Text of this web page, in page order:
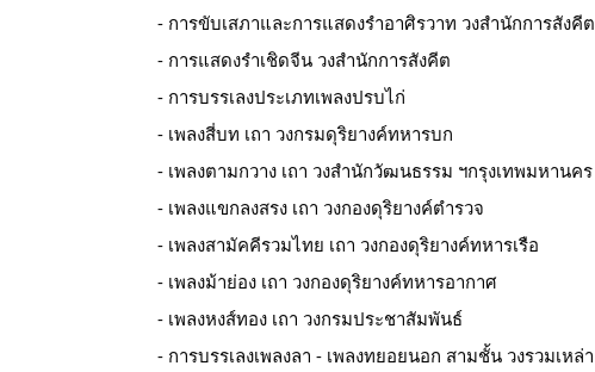
- การขับเสภาและการแสดงรำอาศิรวาท วงสำนักการสังคีต
- การแสดงรำเชิดจีน วงสำนักการสังคีต
- การบรรเลงประเภทเพลงปรบไก่
- เพลงสี่บท เถา วงกรมดุริยางค์ทหารบก
- เพลงตามกวาง เถา วงสำนักวัฒนธรรม ฯกรุงเทพมหานคร
- เพลงแขกลงสรง เถา วงกองดุริยางค์ตำรวจ
- เพลงสามัคคีรวมไทย เถา วงกองดุริยางค์ทหารเรือ
- เพลงม้าย่อง เถา วงกองดุริยางค์ทหารอากาศ
- เพลงหงส์ทอง เถา วงกรมประชาสัมพันธ์
- การบรรเลงเพลงลา - เพลงทยอยนอก สามชั้น วงรวมเหล่า